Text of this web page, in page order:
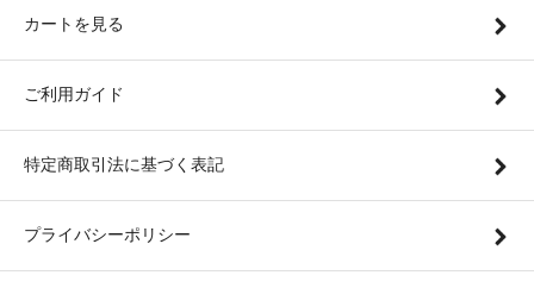
カートを見る
ご利用ガイド
特定商取引法に基づく表記
プライバシーポリシー